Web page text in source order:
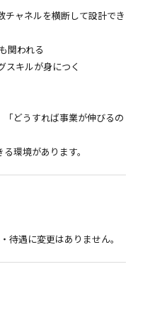
チャネルを横断して設計でき
関われる
スキルが身につく
どうすれば事業が伸びるの
環境があります。
遇に変更はありません。